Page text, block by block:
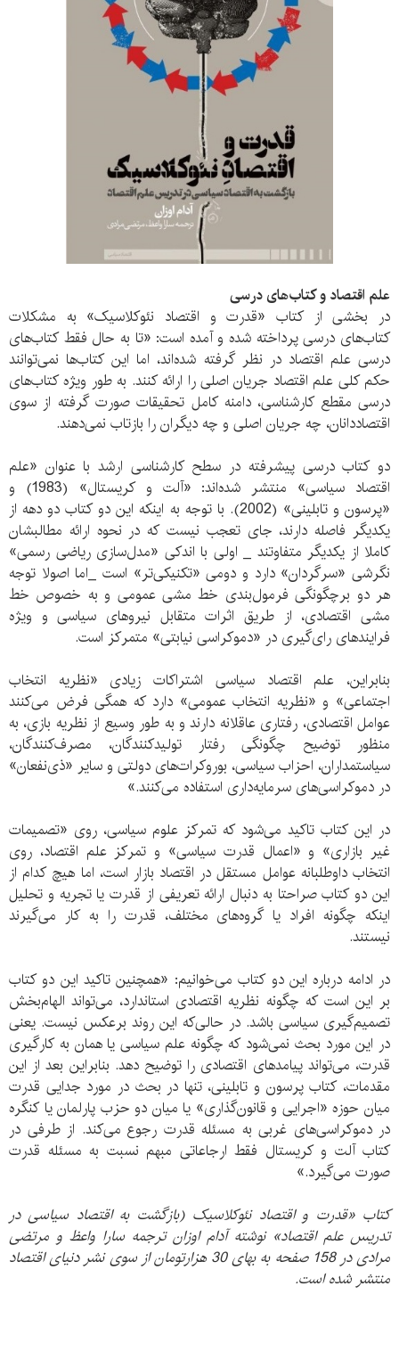
علم اقتصاد و کتاب‌های درسی
در بخشی از کتاب «قدرت و اقتصاد نئوکلاسیک» به مشکلات
کتاب‌های درسی پرداخته شده و آمده است: «تا به حال فقط کتاب‌های
درسی علم اقتصاد در نظر گرفته شده‌اند، اما این کتاب‌ها نمی‌توانند
حکم کلی علم اقتصاد جریان اصلی را ارائه کنند. به طور ویژه کتاب‌های
درسی مقطع کارشناسی، دامنه کامل تحقیقات صورت گرفته از سوی
اقتصاددانان، چه جریان اصلی و چه دیگران را بازتاب نمی‌دهند.
دو کتاب درسی پیشرفته در سطح کارشناسی ارشد با عنوان «علم
اقتصاد سیاسی» منتشر شده‌اند: «آلت و کریستال» (1983) و
«پرسون و تابلینی» (2002). با توجه به اینکه این دو کتاب دو دهه از
یکدیگر فاصله دارند، جای تعجب نیست که در نحوه ارائه مطالبشان
کاملا از یکدیگر متفاوتند _ اولی با اندکی «مدل‌سازی ریاضی رسمی»
نگرشی «سرگردان» دارد و دومی «تکنیکی‌تر» است _اما اصولا توجه
هر دو برچگونگی فرمول‌بندی خط مشی عمومی و به خصوص خط
مشی اقتصادی، از طریق اثرات متقابل نیروهای سیاسی و ویژه
فرایندهای رای‌گیری در «دموکراسی نیابتی» متمرکز است.
بنابراین، علم اقتصاد سیاسی اشتراکات زیادی «نظریه انتخاب
اجتماعی» و «نظریه انتخاب عمومی» دارد که همگی فرض می‌کنند
عوامل اقتصادی، رفتاری عاقلانه دارند و به طور وسیع از نظریه بازی، به
منظور توضیح چگونگی رفتار تولیدکنندگان، مصرف‌کنندگان،
سیاستمداران، احزاب سیاسی، بوروکرات‌های دولتی و سایر «ذی‌نفعان»
در دموکراسی‌های سرمایه‌داری استفاده می‌کنند.»
در این کتاب تاکید می‌شود که تمرکز علوم سیاسی، روی «تصمیمات
غیر بازاری» و «اعمال قدرت سیاسی» و تمرکز علم اقتصاد، روی
انتخاب داوطلبانه عوامل مستقل در اقتصاد بازار است، اما هیچ کدام از
این دو کتاب صراحتا به دنبال ارائه تعریفی از قدرت یا تجریه و تحلیل
اینکه چگونه افراد یا گروه‌های مختلف، قدرت را به کار می‌گیرند
نیستند.
در ادامه درباره این دو کتاب می‌خوانیم: «همچنین تاکید این دو کتاب
بر این است که چگونه نظریه اقتصادی استاندارد، می‌تواند الهام‌بخش
تصمیم‌گیری سیاسی باشد. در حالی‌که این روند برعکس نیست. یعنی
در این مورد بحث نمی‌شود که چگونه علم سیاسی یا همان به کارگیری
قدرت‌، می‌تواند پیامدهای اقتصادی را توضیح دهد. بنابراین بعد از این
مقدمات، کتاب پرسون و تابلینی، تنها در بحث در مورد جدایی قدرت
میان حوزه «اجرایی و قانون‌گذاری» یا میان دو حزب پارلمان یا کنگره
در دموکراسی‌های غربی به مسئله قدرت رجوع می‌کند. از طرفی در
کتاب آلت و کریستال فقط ارجاعاتی مبهم نسبت به مسئله قدرت
صورت می‌گیرد.»
کتاب «قدرت و اقتصاد نئوکلاسیک (بازگشت به اقتصاد سیاسی در
تدریس علم اقتصاد» نوشته آدام اوزان ترجمه سارا واعظ و مرتضی
مرادی در 158 صفحه به بهای 30 هزارتومان از سوی نشر دنیای اقتصاد
منتشر شده است.